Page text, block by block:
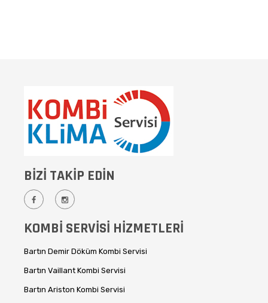
BİZİ TAKİP EDİN
KOMBİ SERVİSİ HİZMETLERİ
Bartın Demir Döküm Kombi Servisi
Bartın Vaillant Kombi Servisi
Bartın Ariston Kombi Servisi